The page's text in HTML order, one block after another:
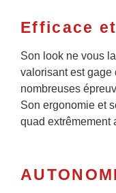
Efficace
Son look ne vous
valorisant est gage
nombreuses
Son ergonomie et
quad extrêmement